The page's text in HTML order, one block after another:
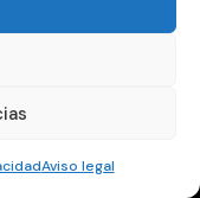
Aviso legal
y